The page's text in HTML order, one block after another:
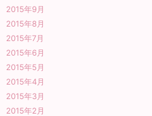
2015年9月
2015年8月
2015年7月
2015年6月
2015年5月
2015年4月
2015年3月
2015年2月